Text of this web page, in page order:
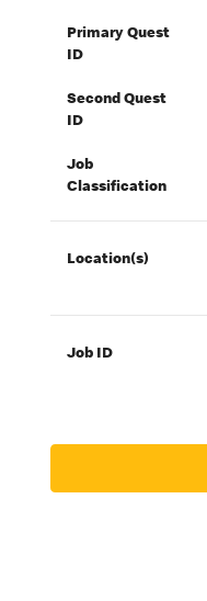
Primary Quest
ID
Second Quest
ID
Job
Classification
Location(s)
Job ID